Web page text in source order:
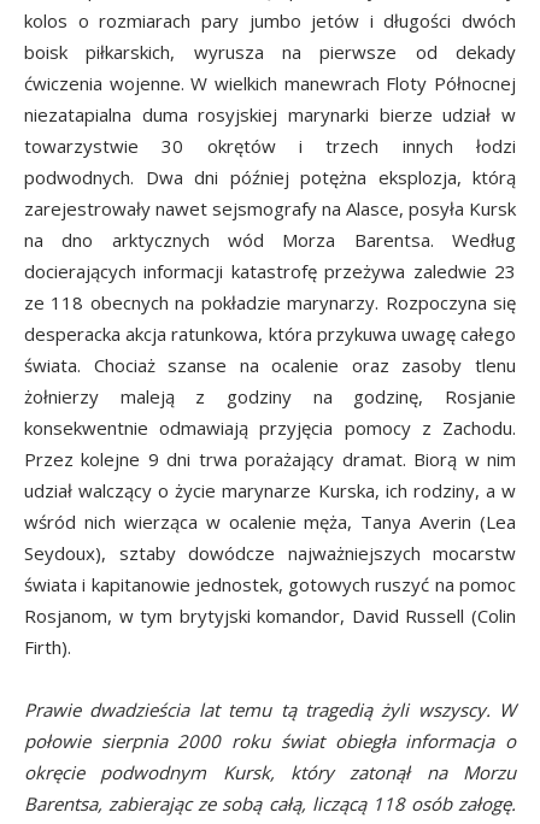
kolos o rozmiarach pary jumbo jetów i długości dwóch
boisk piłkarskich, wyrusza na pierwsze od dekady
ćwiczenia wojenne. W wielkich manewrach Floty Północnej
niezatapialna duma rosyjskiej marynarki bierze udział w
towarzystwie 30 okrętów i trzech innych łodzi
podwodnych. Dwa dni później potężna eksplozja, którą
zarejestrowały nawet sejsmografy na Alasce, posyła Kursk
na dno arktycznych wód Morza Barentsa. Według
docierających informacji katastrofę przeżywa zaledwie 23
ze 118 obecnych na pokładzie marynarzy. Rozpoczyna się
desperacka akcja ratunkowa, która przykuwa uwagę całego
świata. Chociaż szanse na ocalenie oraz zasoby tlenu
żołnierzy maleją z godziny na godzinę, Rosjanie
konsekwentnie odmawiają przyjęcia pomocy z Zachodu.
Przez kolejne 9 dni trwa porażający dramat. Biorą w nim
udział walczący o życie marynarze Kurska, ich rodziny, a w
wśród nich wierząca w ocalenie męża, Tanya Averin (Lea
Seydoux), sztaby dowódcze najważniejszych mocarstw
świata i kapitanowie jednostek, gotowych ruszyć na pomoc
Rosjanom, w tym brytyjski komandor, David Russell (Colin
Firth).
Prawie dwadzieścia lat temu tą tragedią żyli wszyscy. W
połowie sierpnia 2000 roku świat obiegła informacja o
okręcie podwodnym Kursk, który zatonął na Morzu
Barentsa, zabierając ze sobą całą, liczącą 118 osób załogę.